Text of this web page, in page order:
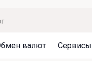
валют
Сервисы